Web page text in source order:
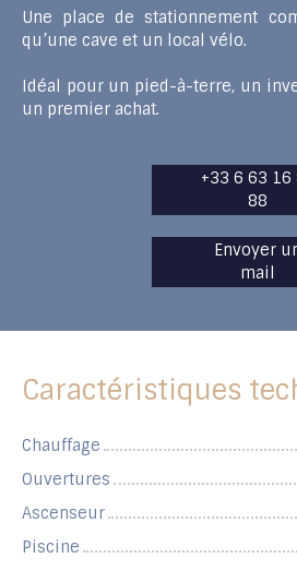
Une place de stationnement
qu’une cave et un local vélo.
Idéal pour un pied-à-terre, un
un premier achat.
+33 6 63 16
88
Envoyer
mail
Caractéristiques
Chauffage
Ouvertures
Ascenseur
Piscine